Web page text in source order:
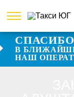
В
НАШ
Даю